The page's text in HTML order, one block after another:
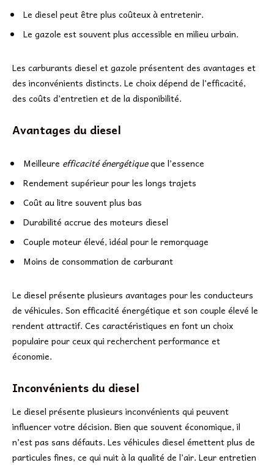
Le diesel peut être plus coûteux à entretenir.
Le gazole est souvent plus accessible en milieu urbain.
Les carburants diesel et gazole présentent des avantages et
des inconvénients distincts. Le choix dépend de l’efficacité,
des coûts d’entretien et de la disponibilité.
Avantages du diesel
Meilleure efficacité énergétiqueque l’essence
Rendement supérieur pour les longs trajets
Coût au litre souvent plus bas
Durabilité accrue des moteurs diesel
Couple moteur élevé, idéal pour le remorquage
Moins de consommation de carburant
Le diesel présente plusieurs avantages pour les conducteurs
de véhicules. Son efficacité énergétique et son couple élevé le
rendent attractif. Ces caractéristiques en font un choix
populaire pour ceux qui recherchent performance et
économie.
Inconvénients du diesel
Le diesel présente plusieurs inconvénients qui peuvent
influencer votre décision. Bien que souvent économique, il
n’est pas sans défauts. Les véhicules diesel émettent plus de
particules fines, ce qui nuit à la qualité de l’air. Leur entretien